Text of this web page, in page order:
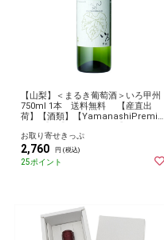
【山梨】＜まるき葡萄酒＞いろ甲州
750ml 1本 送料無料 【産直出
荷】【酒類】【YamanashiPremiu
寄せ グルメ 産地直送 産直
お取り寄せきっぷ
2,760 円 (税込)
25ポイント